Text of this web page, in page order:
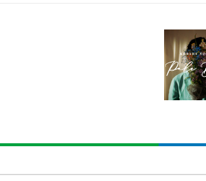
[EdoErgo] オフィスチェア 椅子 テレ
Sezlife オフィスチェア デスクチェア
EIZO ビジネス向けプレミアムモニタ
Amazonベーシック ペットシーツ 薄